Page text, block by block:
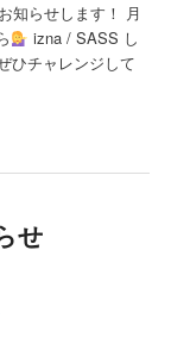
知らせします！ 月
izna / SASS し
ひチャレンジして
せ